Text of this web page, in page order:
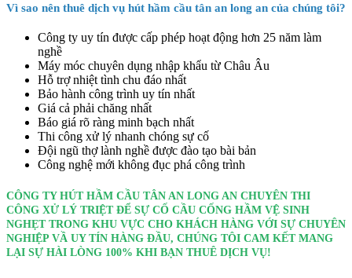
Vì sao nên thuê dịch vụ hút hầm cầu tân an long an của chúng tôi?
Công ty uy tín được cấp phép hoạt động hơn 25 năm làm
nghề
Máy móc chuyên dụng nhập khẩu từ Châu Âu
Hỗ trợ nhiệt tình chu đáo nhất
Bảo hành công trình uy tín nhất
Giá cả phải chăng nhất
Báo giá rõ ràng minh bạch nhất
Thi công xử lý nhanh chóng sự cố
Đội ngũ thợ lành nghề được đào tạo bài bản
Công nghệ mới không đục phá công trình
CÔNG TY HÚT HẦM CẦU TÂN AN LONG AN CHUYÊN THI
CÔNG XỬ LÝ TRIỆT ĐỂ SỰ CỐ CẦU CỐNG HẦM VỆ SINH
NGHẸT TRONG KHU VỰC CHO KHÁCH HÀNG VỚI SỰ CHUYÊN
NGHIỆP VẦ UY TÍN HÀNG ĐẦU, CHÚNG TÔI CAM KẾT MANG
LẠI SỰ HÀI LÒNG 100% KHI BẠN THUÊ DỊCH VỤ!